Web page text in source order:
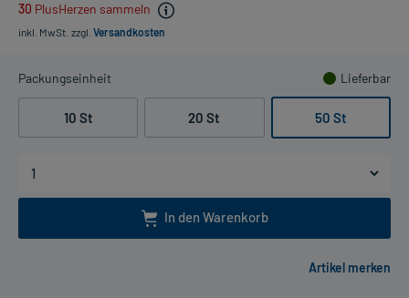
30 PlusHerzen sammeln
inkl. MwSt. zzgl. Versandkosten
Packungseinheit Lieferbar
10 St 20 St 50 St
In den Warenkorb